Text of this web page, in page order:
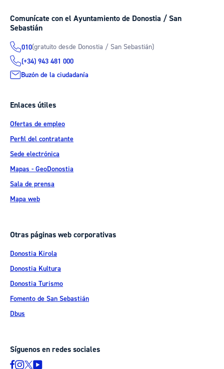
Comunícate con el Ayuntamiento de Donostia / San
Sebastián
010(gratuito desde Donostia / San Sebastián)
(+34) 943 481 000
Buzón de la ciudadanía
Enlaces útiles
Ofertas de empleo
Perfil del contratante
Sede electrónica
Mapas - GeoDonostia
Sala de prensa
Mapa web
Otras páginas web corporativas
Donostia Kirola
Donostia Kultura
Donostia Turismo
Fomento de San Sebastián
Dbus
Síguenos en redes sociales